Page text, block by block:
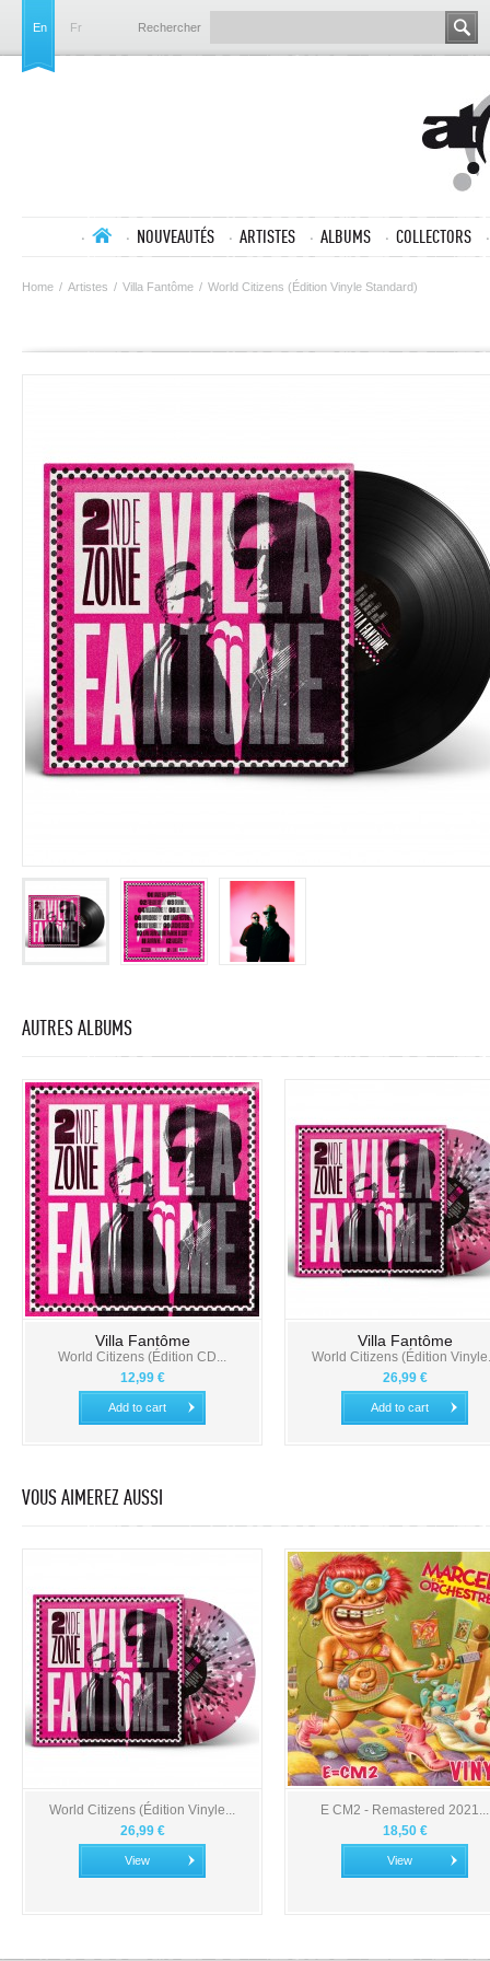
En Fr Rechercher
NOUVEAUTÉS ARTISTES ALBUMS COLLECTORS
Home / Artistes / Villa Fantôme / World Citizens (Édition Vinyle Standard)
AUTRES ALBUMS
Villa Fantôme
World Citizens (Édition CD...
12,99 €
Add to cart
Villa Fantôme
World Citizens (Édition
26,99 €
Add to cart
VOUS AIMEREZ AUSSI
World Citizens (Édition Vinyle...
26,99 €
View
E CM2 - Remastered 2021...
18,50 €
View